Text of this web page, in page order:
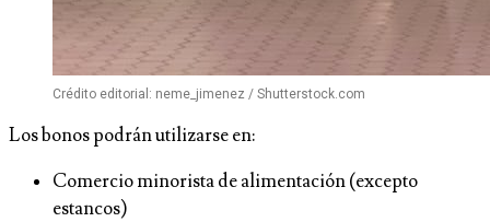
Crédito editorial: neme_jimenez / Shutterstock.com
Los bonos podrán utilizarse en:
Comercio minorista de alimentación (excepto
estancos)